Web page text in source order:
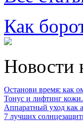
Как
Новости
Останови время: как
Тонус и лифтинг
Аппаратный уход как
7 лучших